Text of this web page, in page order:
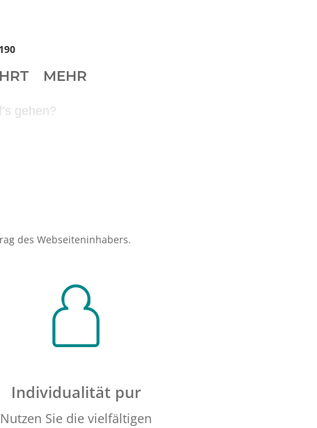
MEHR
gehen?
des Webseiteninhabers.
Individualität pur
Nutzen Sie die vielfältigen